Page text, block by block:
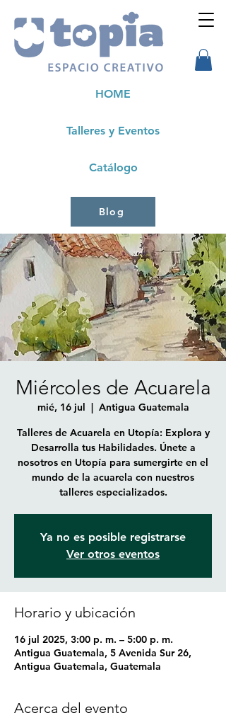
Talleres y Eventos
HOME
Catálogo
Blog
Miércoles de Acuarela
mié, 16 jul
  |
Antigua Guatemala
Talleres de Acuarela en Utopía: Explora y
Desarrolla tus Habilidades. Únete a
nosotros en Utopía para sumergirte en el
mundo de la acuarela con nuestros
talleres especializados.
Ya no es posible registrarse
Ver otros eventos
Horario y ubicación
16 jul 2025, 3:00 p. m. – 5:00 p. m.
Antigua Guatemala, 5 Avenida Sur 26,
Antigua Guatemala, Guatemala
Acerca del evento